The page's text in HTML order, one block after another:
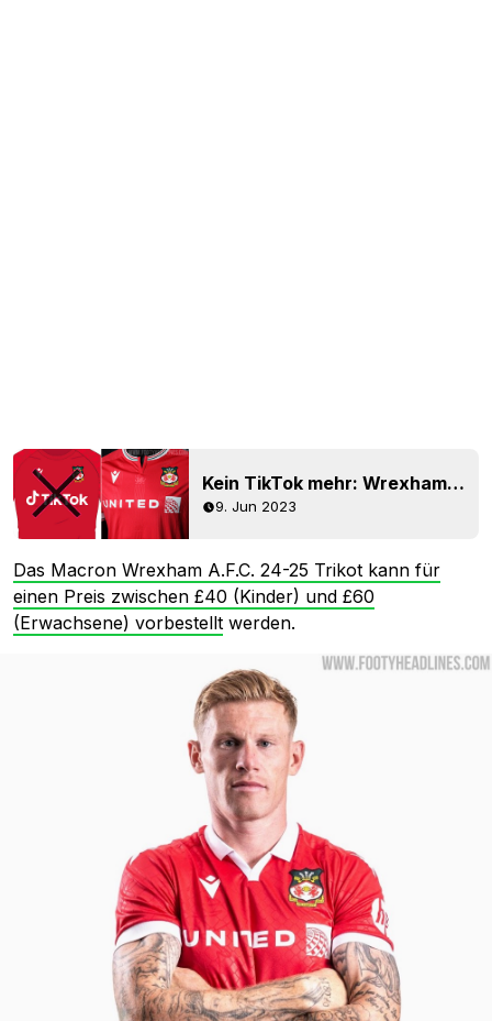
Kein TikTok mehr: Wrexham 23-24 Trikot veröffentlicht
9. Jun 2023
Das Macron Wrexham A.F.C. 24-25 Trikot kann für
einen Preis zwischen £40 (Kinder) und £60
(Erwachsene) vorbestellt werden.